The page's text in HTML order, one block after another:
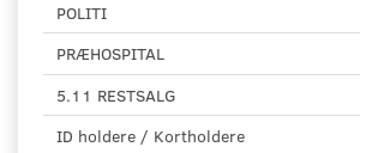
POLITI
PRÆHOSPITAL
5.11 RESTSALG
ID holdere / Kortholdere